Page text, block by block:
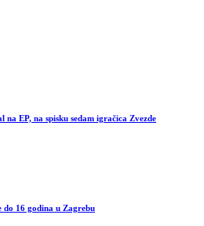
EP, na spisku sedam igračica Zvezde
do 16 godina u Zagrebu